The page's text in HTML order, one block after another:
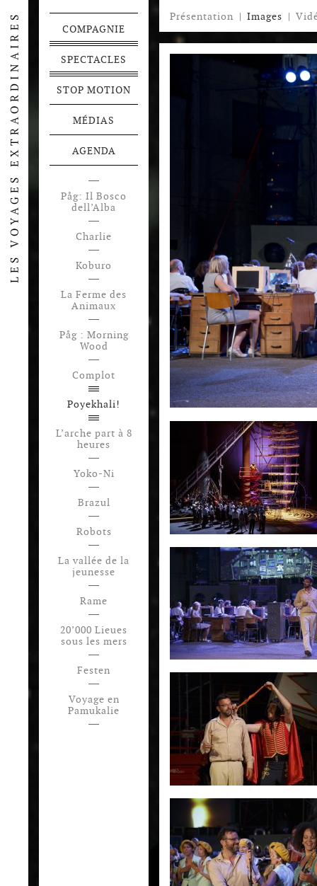
Présentation | Images |
COMPAGNIE
SPECTACLES
STOP MOTION
MÉDIAS
AGENDA
Påg: Il Bosco
dell’Alba
Charlie
Koburo
La Ferme des
Animaux
Påg : Morning
Wood
Complot
Poyekhali!
L’arche part à 8
heures
Yoko-Ni
Brazul
Robots
La vallée de la
jeunesse
Rame
20’000 Lieues
sous les mers
Festen
Voyage en
Pamukalie